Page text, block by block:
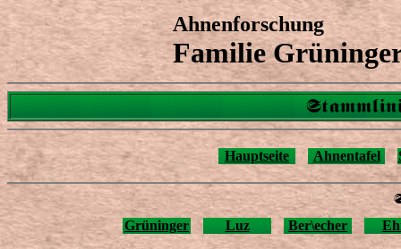
Ahnenforschung
Familie
Hauptseite Ahnentafel
Grüninger Luz Ber\echer